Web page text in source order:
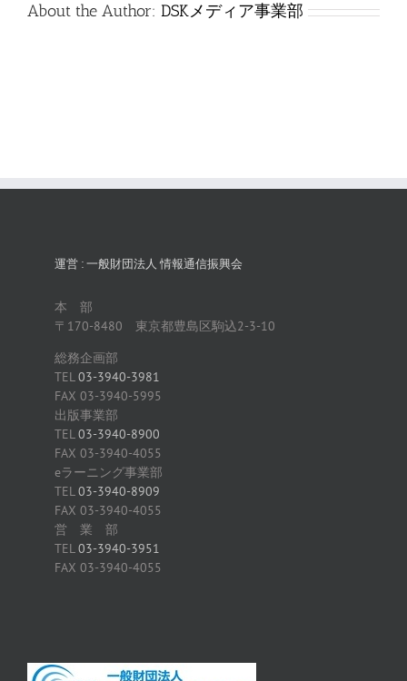
About the Author: DSKメディア事業部
運営 : 一般財団法人 情報通信振興会
本 部
〒170-8480 東京都豊島区駒込2-3-10
総務企画部
TEL03-3940-3981
FAX 03-3940-5995
出版事業部
TEL03-3940-8900
FAX 03-3940-4055
eラーニング事業部
TEL03-3940-8909
FAX 03-3940-4055
営 業 部
TEL03-3940-3951
FAX 03-3940-4055